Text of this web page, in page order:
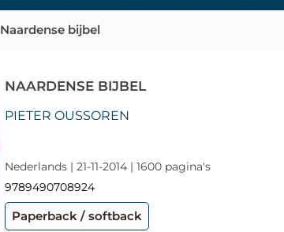
Naardense bijbel
NAARDENSE BIJBEL
PIETER OUSSOREN
Nederlands | 21-11-2014 | 1600 pagina's
9789490708924
Paperback / softback